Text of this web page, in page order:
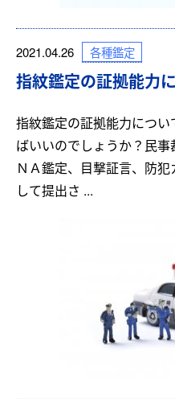
2021.04.26 各種鑑定
指紋鑑定の証拠能力
指紋鑑定の証拠能力につ
ばいいのでしょうか？民
ＮＡ鑑定、目撃証言、防
して提出さ ...